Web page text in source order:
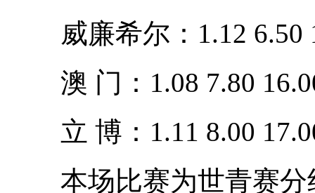
威廉希尔：1.12 6.50
澳 门：1.08 7.80
立 博：1.11 8.00
本场比赛为世青赛分